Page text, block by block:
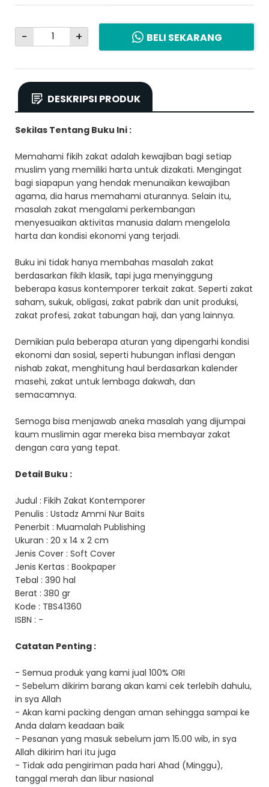
- + BELI SEKARANG
DESKRIPSI PRODUK
Sekilas Tentang Buku Ini :
Memahami fikih zakat adalah kewajiban bagi setiap
muslim yang memiliki harta untuk dizakati. Mengingat
bagi siapapun yang hendak menunaikan kewajiban
agama, dia harus memahami aturannya. Selain itu,
masalah zakat mengalami perkembangan
menyesuaikan aktivitas manusia dalam mengelola
harta dan kondisi ekonomi yang terjadi.
Buku ini tidak hanya membahas masalah zakat
berdasarkan fikih klasik, tapi juga menyinggung
beberapa kasus kontemporer terkait zakat. Seperti zakat
saham, sukuk, obligasi, zakat pabrik dan unit produksi,
zakat profesi, zakat tabungan haji, dan yang lainnya.
Demikian pula beberapa aturan yang dipengarhi kondisi
ekonomi dan sosial, seperti hubungan inflasi dengan
nishab zakat, menghitung haul berdasarkan kalender
masehi, zakat untuk lembaga dakwah, dan
semacamnya.
Semoga bisa menjawab aneka masalah yang dijumpai
kaum muslimin agar mereka bisa membayar zakat
dengan cara yang tepat.
Detail Buku :
Judul : Fikih Zakat Kontemporer
Penulis : Ustadz Ammi Nur Baits
Penerbit : Muamalah Publishing
Ukuran : 20 x 14 x 2 cm
Jenis Cover : Soft Cover
Jenis Kertas : Bookpaper
Tebal : 390 hal
Berat : 380 gr
Kode : TBS41360
ISBN : -
Catatan Penting :
- Semua produk yang kami jual 100% ORI
- Sebelum dikirim barang akan kami cek terlebih dahulu,
in sya Allah
- Akan kami packing dengan aman sehingga sampai ke
Anda dalam keadaan baik
- Pesanan yang masuk sebelum jam 15.00 wib, in sya
Allah dikirim hari itu juga
- Tidak ada pengiriman pada hari Ahad (Minggu),
tanggal merah dan libur nasional